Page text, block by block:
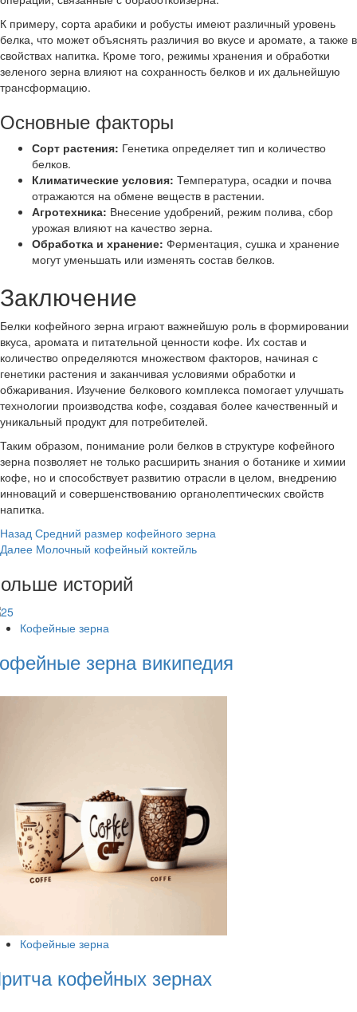
К примеру, сорта арабики и робусты имеют различный уровень
белка, что может объяснять различия во вкусе и аромате, а также в
свойствах напитка. Кроме того, режимы хранения и обработки
зеленого зерна влияют на сохранность белков и их дальнейшую
трансформацию.
Основные факторы
Сорт растения: Генетика определяет тип и количество
белков.
Климатические условия: Температура, осадки и почва
отражаются на обмене веществ в растении.
Агротехника: Внесение удобрений, режим полива, сбор
урожая влияют на качество зерна.
Обработка и хранение: Ферментация, сушка и хранение
могут уменьшать или изменять состав белков.
Заключение
Белки кофейного зерна играют важнейшую роль в формировании
вкуса, аромата и питательной ценности кофе. Их состав и
количество определяются множеством факторов, начиная с
генетики растения и заканчивая условиями обработки и
обжаривания. Изучение белкового комплекса помогает улучшать
технологии производства кофе, создавая более качественный и
уникальный продукт для потребителей.
Таким образом, понимание роли белков в структуре кофейного
зерна позволяет не только расширить знания о ботанике и химии
кофе, но и способствует развитию отрасли в целом, внедрению
инноваций и совершенствованию органолептических свойств
напитка.
Post
Navigation
Назад Средний размер кофейного зерна
Далее Молочный кофейный коктейль
историй
Кофейные зерна
зерна википедия
Кофейные зерна
кофейных зернах